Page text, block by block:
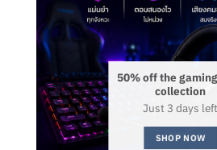
50% off the
collection
Just 3 days left
SHOP NOW